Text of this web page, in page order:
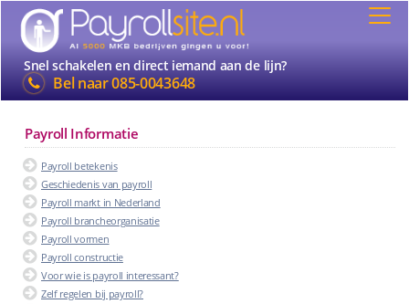
Snel schakelen en direct iemand aan de lijn?
Bel naar085-0043648
Payroll Informatie
Payroll betekenis
Geschiedenis van payroll
Payroll markt in Nederland
Payroll brancheorganisatie
Payroll vormen
Payroll constructie
Voor wie is payroll interessant?
Zelf regelen bij payroll?